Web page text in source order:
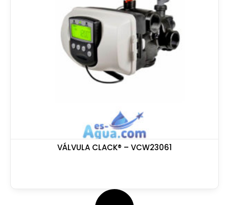
VÁLVULA CLACK® – VCW23061